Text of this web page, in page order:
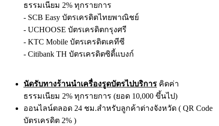
ธรรมเนียม 2% ทุกรายการ
- SCB Easy บัตรเครดิตไทยพาณิชย์
- UCHOOSE บัตรเครดิตกรุงศรี
- KTC Mobile บัตรเครดิตเคทีซี
- Citibank TH บัตรเครดิตซิตี้แบงก์
นัดรับทางร้านนำเครื่องรูดบัตรไปบริการ คิดค่า
ธรรมเนียม 2% ทุกรายการ (ยอด 10,000 ขึ้นไป)
ออนไลน์ตลอด 24 ชม.สำหรับลูกค้าต่างจังหวัด ( QR Code
บัตรเครดิต 2% )